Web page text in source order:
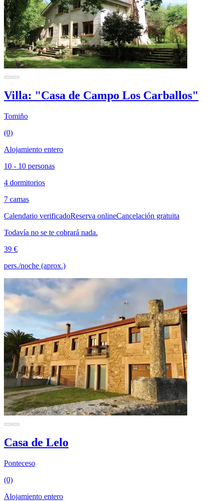
Villa: "Casa de Campo Los Carballos"
Tomiño
(0)
Alojamiento entero
10 - 10 personas
4 dormitorios
7 camas
Calendario verificadoReserva onlineCancelación gratuita
Todavía no se te cobrará nada.
39 €
pers./noche (aprox.)
Casa de Lelo
Ponteceso
(0)
Alojamiento entero